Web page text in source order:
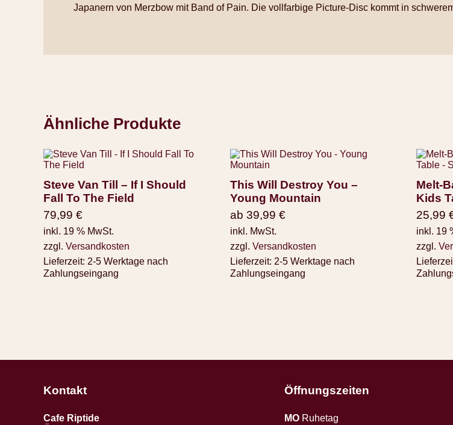
Japanern von Merzbow mit Band of Pain. Die vollfarbige Picture-Disc kommt in
Ähnliche Produkte
Steve Van Till – If I Should
Fall To The Field
79,99 €
inkl. 19 % MwSt.
zzgl. Versandkosten
Lieferzeit: 2-5 Werktage nach
Zahlungseingang
This Will Destroy You –
Young Mountain
ab 39,99 €
inkl. MwSt.
zzgl. Versandkosten
Lieferzeit: 2-5 Werktage nach
Zahlungseingang
Melt-
Kids
25,99
inkl. 19
zzgl.
Kontakt
Cafe Riptide
Öffnungszeiten
MO Ruhetag